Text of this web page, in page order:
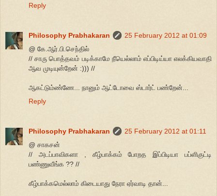
Reply
Philosophy Prabhakaran
25 February 2012 at 01:09
@ கே.ஆர்.பி.செந்தில்
// சாரு பொத்தவம் படிக்காமே நீயெல்லாம் எப்பிடிய்யா எலக்கியவாதி
ஆவ முடியுன்றேன் :))) //
ஆகட்டும்ண்ணே... நானும் ஆட்டோவை ஸ்டார்ட் பண்றேன்...
Reply
Philosophy Prabhakaran
25 February 2012 at 01:11
@ சாகசன்
// அடப்பாவிகளா , கீழ்பாக்கம் போறத இப்பிடியா பப்ளிகுட்டி
பண்ணுவீங்க ?? //
கீழ்பாக்கமெல்லாம் கிடையாது நேரா ஏர்வாடி தான்...